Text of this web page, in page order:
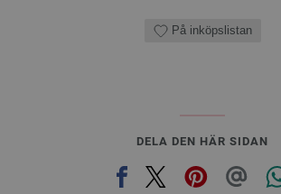
På inköpslistan
DELA DEN HÄR SIDAN